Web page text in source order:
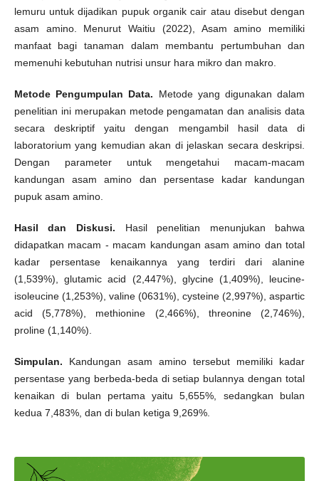
lemuru untuk dijadikan pupuk organik cair atau disebut dengan
asam amino. Menurut Waitiu (2022), Asam amino memiliki
manfaat bagi tanaman dalam membantu pertumbuhan dan
memenuhi kebutuhan nutrisi unsur hara mikro dan makro.
Metode Pengumpulan Data. Metode yang digunakan dalam
penelitian ini merupakan metode pengamatan dan analisis data
secara deskriptif yaitu dengan mengambil hasil data di
laboratorium yang kemudian akan di jelaskan secara deskripsi.
Dengan parameter untuk mengetahui macam-macam
kandungan asam amino dan persentase kadar kandungan
pupuk asam amino.
Hasil dan Diskusi. Hasil penelitian menunjukan bahwa
didapatkan macam - macam kandungan asam amino dan total
kadar persentase kenaikannya yang terdiri dari alanine
(1,539%), glutamic acid (2,447%), glycine (1,409%), leucine-
isoleucine (1,253%), valine (0631%), cysteine (2,997%), aspartic
acid (5,778%), methionine (2,466%), threonine (2,746%),
proline (1,140%).
Simpulan. Kandungan asam amino tersebut memiliki kadar
persentase yang berbeda-beda di setiap bulannya dengan total
kenaikan di bulan pertama yaitu 5,655%, sedangkan bulan
kedua 7,483%, dan di bulan ketiga 9,269%.